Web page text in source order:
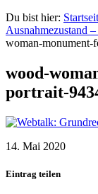
Du bist hier:
Ausnahmezustand
woman-monument-
wood-
portrait-
14. Mai 2020
Eintrag teilen